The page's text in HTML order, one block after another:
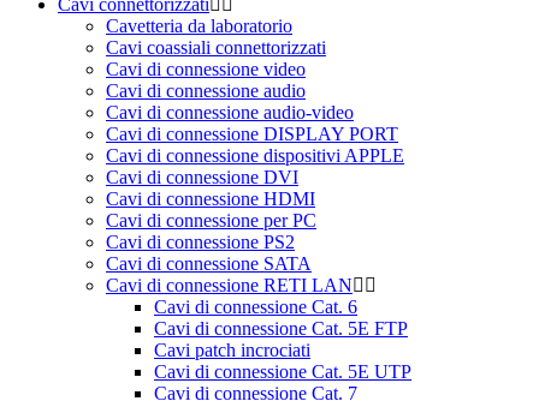
Cavi connettorizzati
Cavetteria da laboratorio
Cavi coassiali connettorizzati
Cavi di connessione video
Cavi di connessione audio
Cavi di connessione audio-video
Cavi di connessione DISPLAY PORT
Cavi di connessione dispositivi APPLE
Cavi di connessione DVI
Cavi di connessione HDMI
Cavi di connessione per PC
Cavi di connessione PS2
Cavi di connessione SATA
Cavi di connessione RETI LAN
Cavi di connessione Cat. 6
Cavi di connessione Cat. 5E FTP
Cavi patch incrociati
Cavi di connessione Cat. 5E UTP
Cavi di connessione Cat. 7